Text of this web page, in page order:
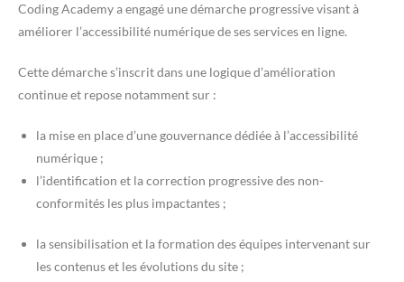
Coding Academy a engagé une démarche progressive visant à
améliorer l’accessibilité numérique de ses services en ligne.
Cette démarche s’inscrit dans une logique d’amélioration
continue et repose notamment sur :
la mise en place d’une gouvernance dédiée à l’accessibilité
numérique ;
l’identification et la correction progressive des non-
conformités les plus impactantes ;
la sensibilisation et la formation des équipes intervenant sur
les contenus et les évolutions du site ;